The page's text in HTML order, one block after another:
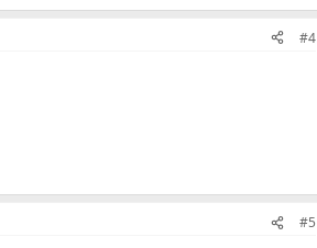
#4
#5